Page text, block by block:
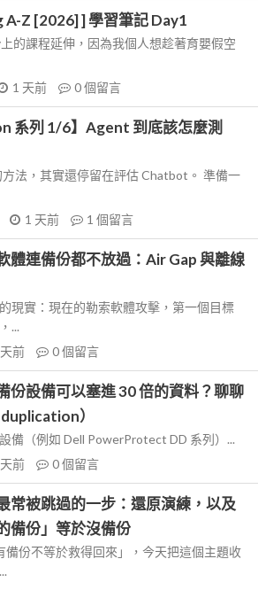
Z [2026] ] 學習筆記 Day1
的課程延伸，因為我個人想趁著育嬰假空
1 天前 0個留言
系列 1/6】Agent 到底該怎麼測
法，其實還停留在評估 Chatbot。 準備一
1 天前 1 個留言
體連備份都不放過：Air Gap 與離線
現實：現在的勒索軟體攻擊，第一個目標
...
前 0個留言
份設備可以塞進 30 倍的資料？聊聊
）
備（例如 Dell PowerProtect DD 系列）...
前 0個留言
常被跳過的一步：還原演練，以及
備份」等於沒備份
備份不等於救得回來」，今天把這個主題收